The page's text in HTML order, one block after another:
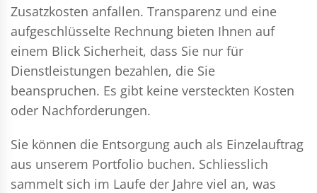
Zusatzkosten anfallen. Transparenz und eine
aufgeschlüsselte Rechnung bieten Ihnen auf
einem Blick Sicherheit, dass Sie nur für
Dienstleistungen bezahlen, die Sie
beanspruchen. Es gibt keine versteckten Kosten
oder Nachforderungen.
Sie können die Entsorgung auch als Einzelauftrag
aus unserem Portfolio buchen. Schliesslich
sammelt sich im Laufe der Jahre viel an, was